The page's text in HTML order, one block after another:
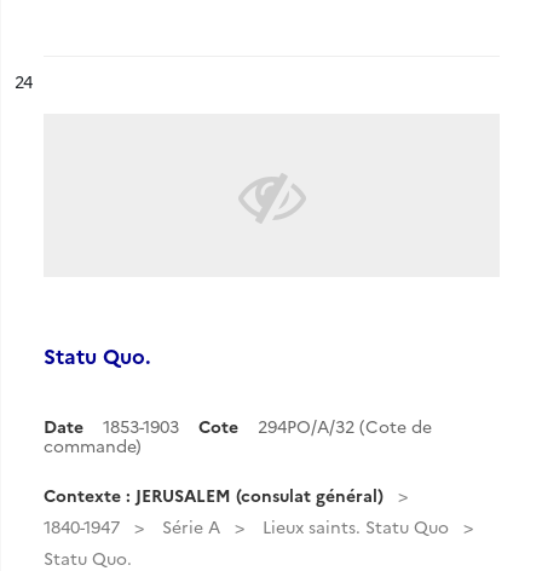
n°
24
Statu Quo.
Date 1853-1903 Cote
294PO/A/32 (Cote de
commande)
Contexte : JERUSALEM (consulat général)
1840-1947
Série A
Lieux saints. Statu Quo
Statu Quo.